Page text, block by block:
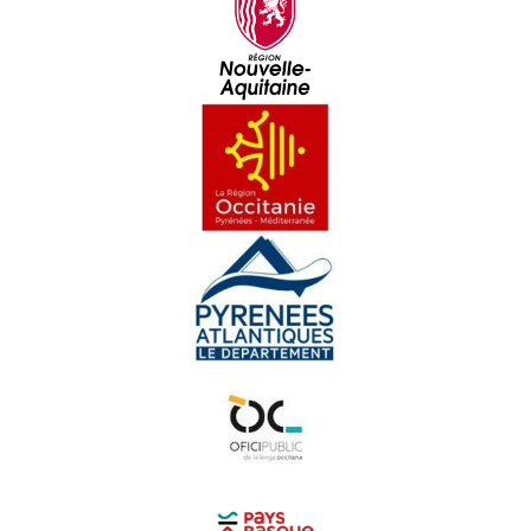
Serada tà Radio Oloron - Eveniments
Carnaval Biarnés 2024 - Eveniments
Prima occitana a Peçac - Eveniments
La Passem 2024 - Eveniments
Rencontras Occitanas d'Agen - Eveniments
Las Medievaus de Montaner - Eveniments